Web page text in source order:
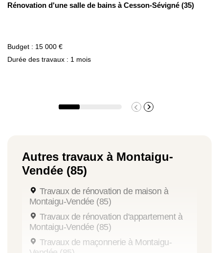
Rénovation d'une salle de bains à Cesson-Sévigné (35)
Budget : 15 000 €
Durée des travaux : 1 mois
Autres travaux à Montaigu-
Vendée (85)
Travaux de rénovation de maison à
Montaigu-Vendée (85)
Travaux de rénovation d'appartement à
Montaigu-Vendée (85)
Travaux de maçonnerie à Montaigu-